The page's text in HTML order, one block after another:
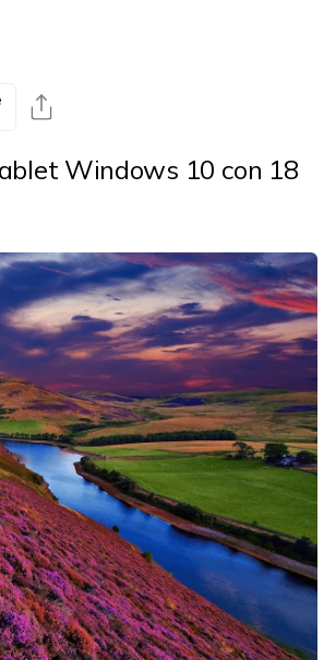
Windows 10 con 18